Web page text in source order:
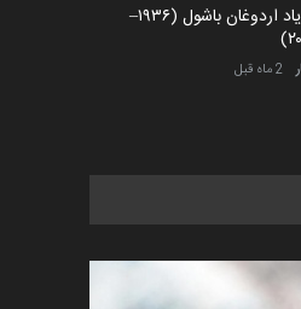
به یاد اردوغان باشول (۱۹۳۶–
2 ماه قبل
کارگاهی کارتون و پوستر
6 ماه قبل